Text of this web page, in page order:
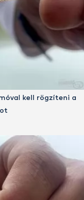
kell rögzíteni a